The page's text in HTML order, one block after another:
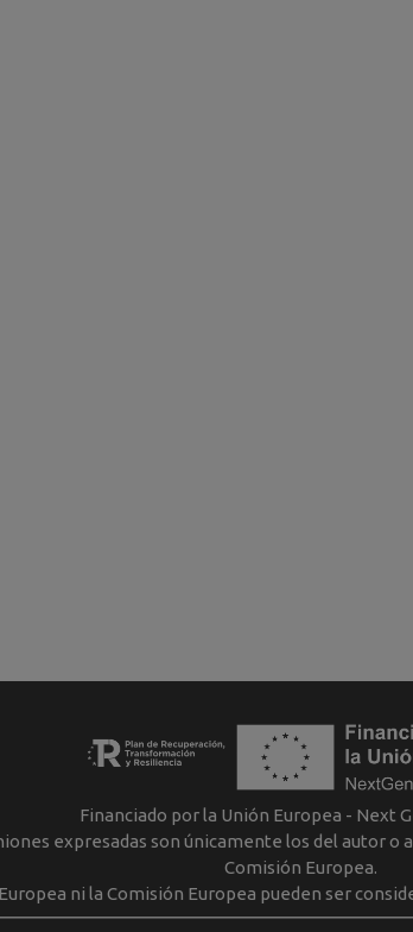
Financiado por la Unión Europea - Next
expresadas son únicamente los del autor
Comisión Europea.
ni la Comisión Europea pueden ser